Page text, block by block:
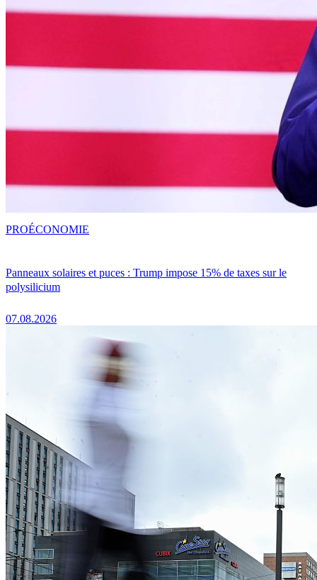
Panneaux solaires et puces : Trump impose 15% de taxes sur le
polysilicium
07.08.2026
PROÉCONOMIE